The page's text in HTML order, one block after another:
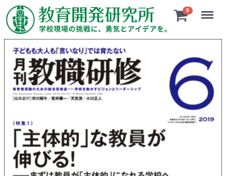
0 Menu